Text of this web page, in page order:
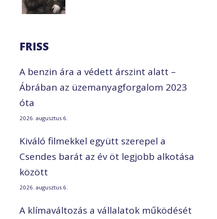
FRISS
A benzin ára a védett árszint alatt –
Ábrában az üzemanyagforgalom 2023
óta
2026. augusztus 6.
Kiváló filmekkel együtt szerepel a
Csendes barát az év öt legjobb alkotása
között
2026. augusztus 6.
A klímaváltozás a vállalatok működését